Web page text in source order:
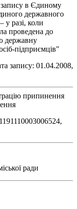
запису в Єдиному
державного
у разі, коли
проведена до
державну
підприємців"
запису: 01.04.2008,
припинення
ради